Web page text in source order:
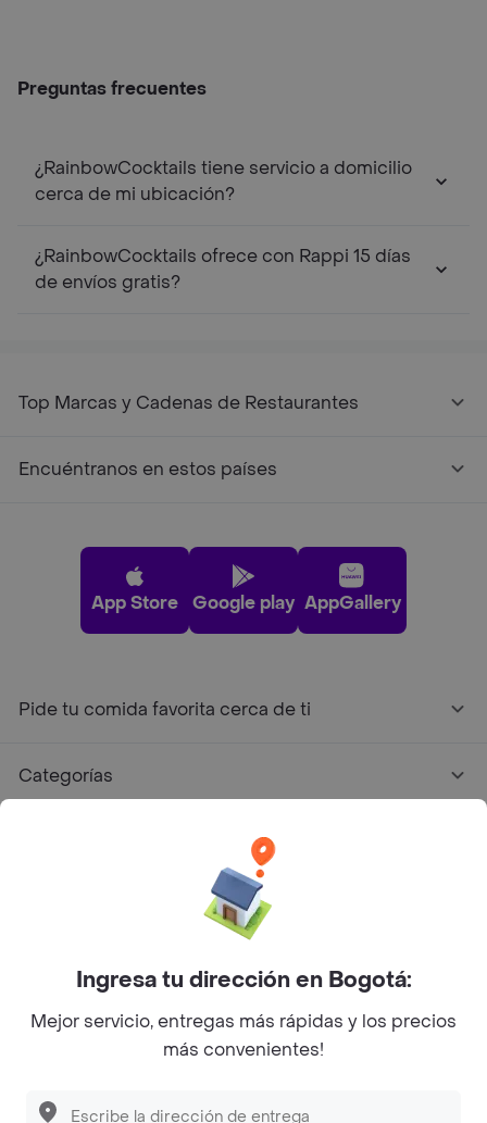
Descubre las PROMOCIONES que tenemos
Preguntas frecuentes
¿RainbowCocktails tiene servicio a domicilio
cerca de mi ubicación?
¿RainbowCocktails ofrece con Rappi 15 días
de envíos gratis?
Top Marcas y Cadenas de Restaurantes
Encuéntranos en estos países
App Store Google play AppGallery
Pide tu comida favorita cerca de ti
Categorías
Facebook
Twitter
Instagram
©2026Rappi Inc. All rights reserved.
Ingresa tu dirección en Bogotá:
Mejor servicio, entregas más rápidas y los precios
más convenientes!